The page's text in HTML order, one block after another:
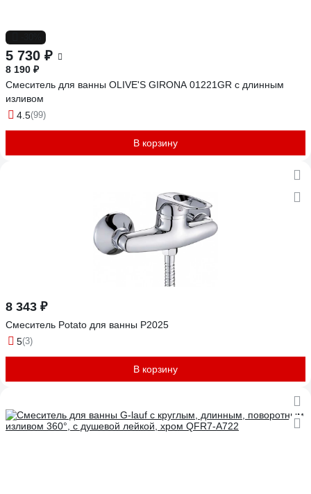
5 730 ₽
8 190 ₽
Смеситель для ванны OLIVE'S GIRONA 01221GR с длинным
изливом
4.5(99)
В корзину
8 343 ₽
Смеситель Potato для ванны P2025
5(3)
В корзину